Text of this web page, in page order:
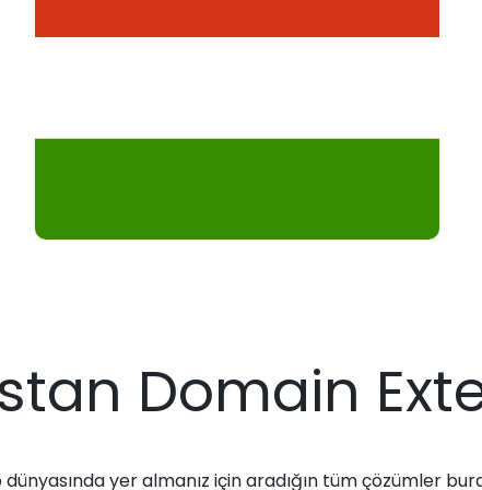
Domain
yer almanız için aradığın tüm çözümler